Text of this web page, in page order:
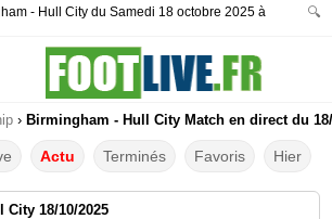
- Hull City du Samedi 18 octobre 2025 à
🔍
› Birmingham - Hull City Match en direct du 18/
Actu Terminés Favoris Hier
18/10/2025